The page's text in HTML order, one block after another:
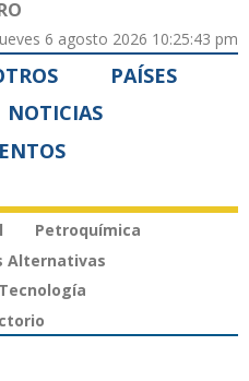
6 agosto 2026 10:25:43 pm
PAÍSES
NOTICIAS
Petroquímica
Alternativas
Tecnología